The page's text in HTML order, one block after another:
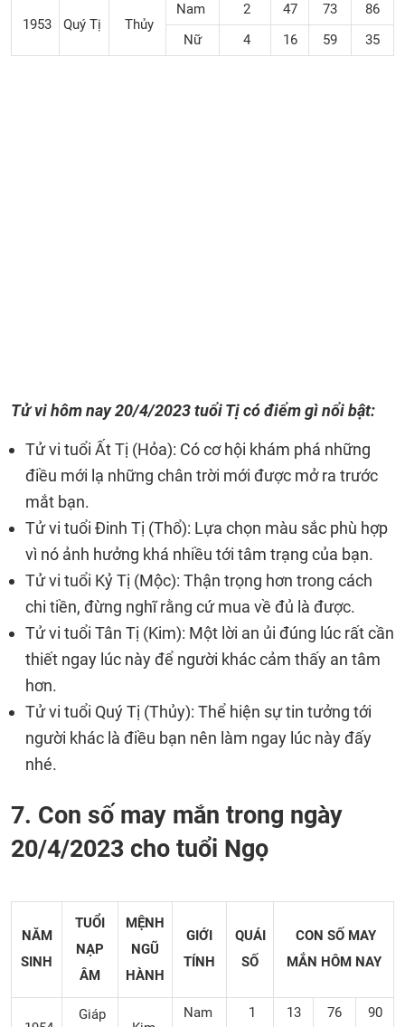
1953 Quý Tị Thủy
Nam 2 47 73
86
Nữ
4 16 59 35
Tử vi hôm nay20/4/2023tuổi Tị có điểm gì nổi bật:
Tử vi tuổi Ất Tị (Hỏa): Có cơ hội khám phá những
điều mới lạ những chân trời mới được mở ra trước
mắt bạn.
Tử vi tuổi Đinh Tị (Thổ): Lựa chọn màu sắc phù hợp
vì nó ảnh hưởng khá nhiều tới tâm trạng của bạn.
Tử vi tuổi Kỷ Tị (Mộc): Thận trọng hơn trong cách
chi tiền, đừng nghĩ rằng cứ mua về đủ là được.
Tử vi tuổi Tân Tị (Kim): Một lời an ủi đúng lúc rất cần
thiết ngay lúc này để người khác cảm thấy an tâm
hơn.
Tử vi tuổi Quý Tị (Thủy): Thể hiện sự tin tưởng tới
người khác là điều bạn nên làm ngay lúc này đấy
nhé.
7. Con số may mắn trong ngày
20/4/2023 cho tuổi Ngọ
NĂM
SINH
TUỔI
NẠP
ÂM
MỆNH
NGŨ
HÀNH
GIỚI
TÍNH
QUÁI
SỐ
CON SỐ MAY
MẮN HÔM NAY
Giáp
Nam 1 13 76 90